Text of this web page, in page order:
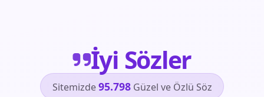
İyi Sözler
Sitemizde95.798Güzel ve Özlü Söz